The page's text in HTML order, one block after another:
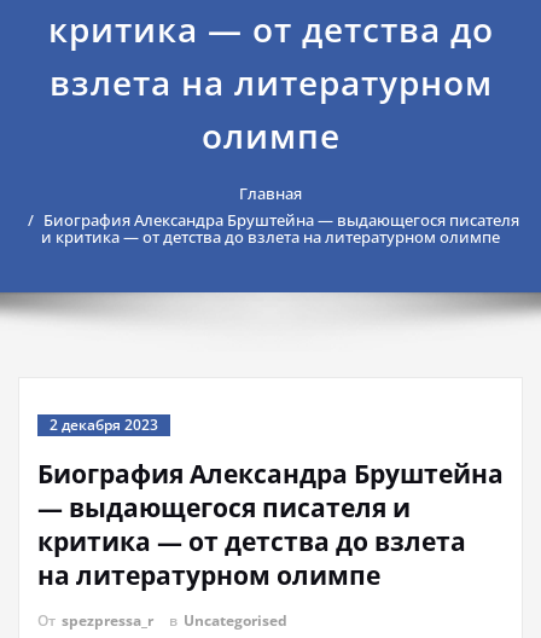
критика — от детства до
взлета на литературном
олимпе
Главная
Биография Александра Бруштейна — выдающегося писателя
и критика — от детства до взлета на литературном олимпе
2 декабря 2023
Биография Александра Бруштейна
— выдающегося писателя и
критика — от детства до взлета
на литературном олимпе
От spezpressa_r в Uncategorised